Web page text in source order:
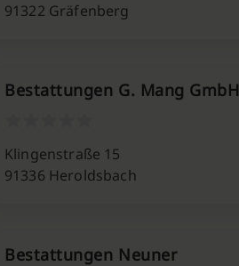
91322 Gräfenberg
Bestattungen G. Mang GmbH
Klingenstraße 15
91336 Heroldsbach
Bestattungen Neuner